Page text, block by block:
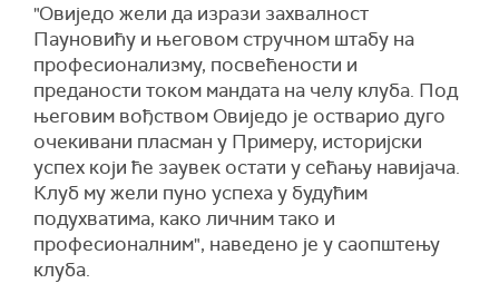
"Овиједо жели да изрази захвалност
Пауновићу и његовом стручном штабу на
професионализму, посвећености и
преданости током мандата на челу клуба. Под
његовим вођством Овиједо је остварио дуго
очекивани пласман у Примеру, историјски
успех који ће заувек остати у сећању навијача.
Клуб му жели пуно успеха у будућим
подухватима, како личним тако и
професионалним", наведено је у саопштењу
клуба.